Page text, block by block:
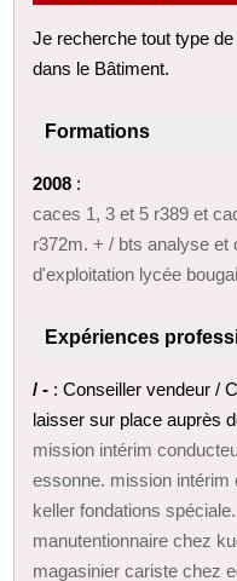
Je recherche tout type
dans le Bâtiment.
Formations
2008 :
caces 1, 3 et 5 r389 et
r372m. + / bts analyse
d'exploitation lycée
Expériences
/ - : Conseiller vendeur /
laisser sur place auprès
mission intérim
essonne. mission intérim
keller fondations
manutentionnaire chez
magasinier cariste chez